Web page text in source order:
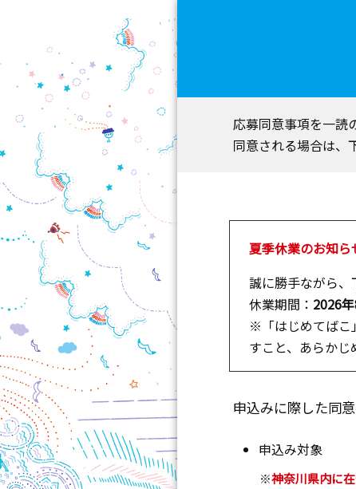
応募同意事項を一読
同意される場合は、
夏季休業のお知ら
誠に勝手ながら、
休業期間： 2026
※「はじめてばこ
すこと、あらかじ
申込みに際した同
申込み対象
神奈川県内に